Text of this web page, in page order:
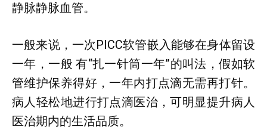
静脉静脉血管。
一般来说，一次PICC软管嵌入能够在身体留设
一年，一般 有“扎一针筒一年”的叫法，假如软
管维护保养得好，一年内打点滴无需再打针。
病人轻松地进行打点滴医治，可明显提升病人
医治期内的生活品质。